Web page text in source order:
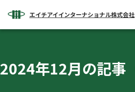
エイチアイインターナショナル株式会社
2024年12月の記事